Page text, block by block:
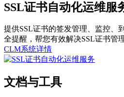
SSL证书自动化运维服
提供SSL证书的签发管理、监控、
全提醒，帮您有效解决SSL证书管
CLM系统详情
文档与工具